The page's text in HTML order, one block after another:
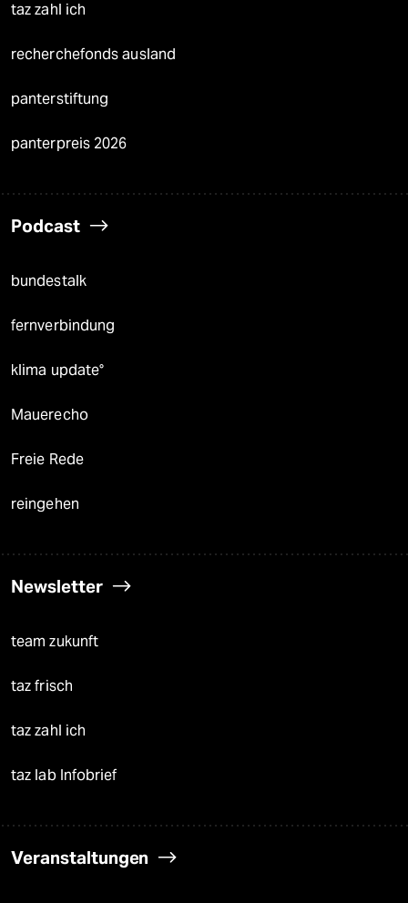
taz zahl ich
recherchefonds ausland
panterstiftung
panterpreis 2026
Podcast
bundestalk
fernverbindung
klima update°
Mauerecho
Freie Rede
reingehen
Newsletter
team zukunft
taz frisch
taz zahl ich
taz lab Infobrief
Veranstaltungen